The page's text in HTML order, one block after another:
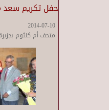
حفل تكريم سعد
2014-07-10
متحف أم كلثوم